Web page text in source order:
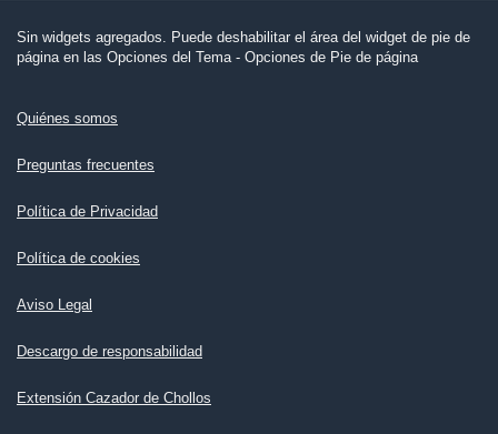
Sin widgets agregados. Puede deshabilitar el área del widget de pie de
página en las Opciones del Tema - Opciones de Pie de página
Quiénes somos
Preguntas frecuentes
Política de Privacidad
Política de cookies
Aviso Legal
Descargo de responsabilidad
Extensión Cazador de Chollos